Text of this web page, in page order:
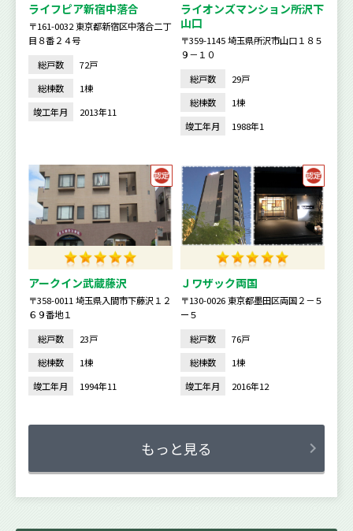
ライフピア新宿中落合
〒161-0032 東京都新宿区中落合二丁
目８番２４号
総戸数
72戸
総棟数
1棟
竣工年月
2013年11
ライオンズマンション所沢下
山口
〒359-1145 埼玉県所沢市山口１８５
９－１０
総戸数
29戸
総棟数
1棟
竣工年月
1988年1
アークイン武蔵藤沢
〒358-0011 埼玉県入間市下藤沢１２
６９番地１
総戸数
23戸
総棟数
1棟
竣工年月
1994年11
Ｊワザック両国
〒130-0026 東京都墨田区両国２－５
ー５
総戸数
76戸
総棟数
1棟
竣工年月
2016年12
もっと見る